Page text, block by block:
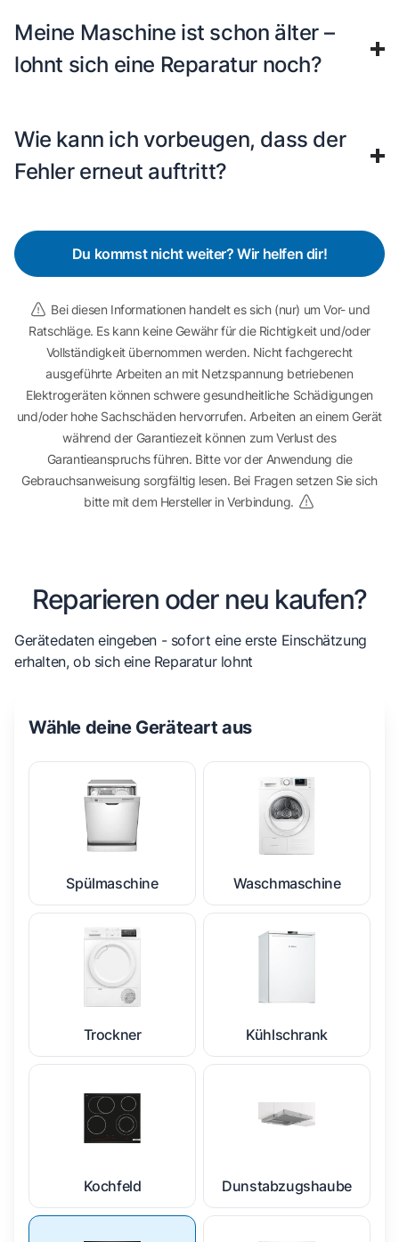
Meine Maschine ist schon älter –
lohnt sich eine Reparatur noch?
Wie kann ich vorbeugen, dass der
Fehler erneut auftritt?
Du kommst nicht weiter? Wir helfen dir!
Bei diesen Informationen handelt es sich (nur) um Vor- und
Ratschläge. Es kann keine Gewähr für die Richtigkeit und/oder
Vollständigkeit übernommen werden. Nicht fachgerecht
ausgeführte Arbeiten an mit Netzspannung betriebenen
Elektrogeräten können schwere gesundheitliche Schädigungen
und/oder hohe Sachschäden hervorrufen. Arbeiten an einem Gerät
während der Garantiezeit können zum Verlust des
Garantieanspruchs führen. Bitte vor der Anwendung die
Gebrauchsanweisung sorgfältig lesen. Bei Fragen setzen Sie sich
bitte mit dem Hersteller in Verbindung.
Reparieren oder neu kaufen?
Gerätedaten eingeben - sofort eine erste Einschätzung
erhalten, ob sich eine Reparatur lohnt
Wähle deine Geräteart aus
Spülmaschine Waschmaschine
Trockner Kühlschrank
Kochfeld Dunstabzugshaube